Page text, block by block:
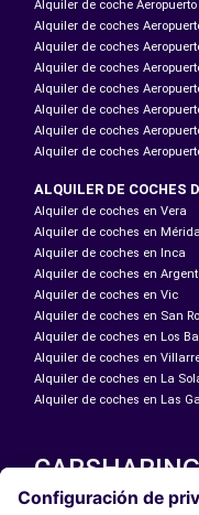
Alquiler de coche
Alquiler de coches
Alquiler de coches
Alquiler de coches
Alquiler de coches
Alquiler de coches
Alquiler de coches
Alquiler de coches
ALQUILER DE COCHES
Alquiler de coches en Vera
Alquiler de coches en Mérida
Alquiler de coches en Inca
Alquiler de coches en
Alquiler de coches en Vic
Alquiler de coches en San
Alquiler de coches en Los
Alquiler de coches en
Alquiler de coches en La
Alquiler de coches en Las
CARSHARING